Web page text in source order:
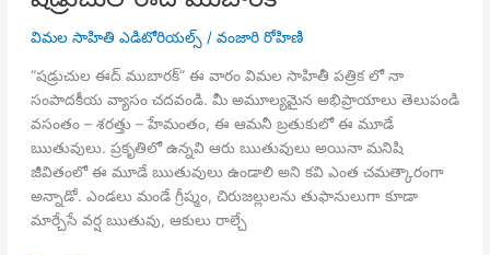
కనుక
నీళ్ళు
విమల సాహితి ఎడిటోరియల్స్/ వంజారి రోహిణి
“షడ్రుచుల ఈద్ ముబారక్” ఈ వారం విమల సాహితీ పత్రిక లో నా
సంపాదకీయ వ్యాసం చదవండి. మీ అమూల్యమైన అభిప్రాయాలు తెలుపండి
వసంతం – శరత్తు – హేమంతం, ఈ ఆమనీ బ్రతుకులో ఈ మూడే
ఋతువులు. ప్రకృతిలో ఉన్నవి ఆరు ఋతువులు అయినా మనిషి
జీవితంలో ఈ మూడే ఋతువులు ఉండాలి అని కవి ఎంత చమత్కారంగా
అన్నాడో. ఎండలు మండే గ్రీష్మం, చిరుజల్లులను తుఫానులుగా కూడా
మార్చేసే వర్ష ఋతువు, ఆకులు రాల్చే